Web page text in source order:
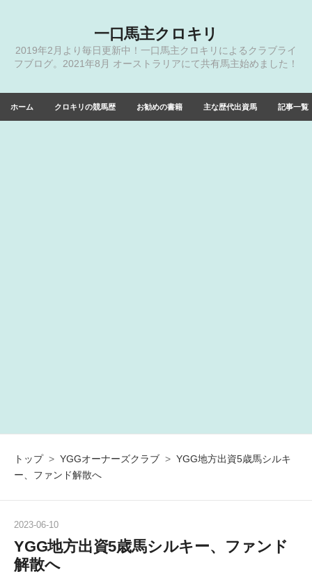
一口馬主クロキリ
2019年2月より毎日更新中！一口馬主クロキリによるクラブライ
フブログ。2021年8月 オーストラリアにて共有馬主始めました！
ホーム クロキリの競馬歴 お勧めの書籍 主な歴代出資馬 記事一覧
トップ > YGGオーナーズクラブ > YGG地方出資5歳馬シルキ
ー、ファンド解散へ
2023-06-10
YGG地方出資5歳馬シルキー、ファンド
解散へ